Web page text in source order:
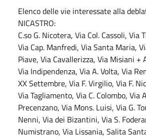
Elenco delle vie interessate alla
NICASTRO:
C.so G. Nicotera, Via Col. Cassoli, Via
Via Cap. Manfredi, Via Santa Maria,
Piave, Via Cavallerizza, Via Misiani +
Via Indipendenza, Via A. Volta, Via
XX Settembre, Via F. Virgilio, Via F.
Via Tagliamento, Via C. Colombo, Via
Precenzano, Via Mons. Luisi, Via G.
Nenni, Via dei Bizantini, Via S.
Numistrano, Via Lissania, Salita